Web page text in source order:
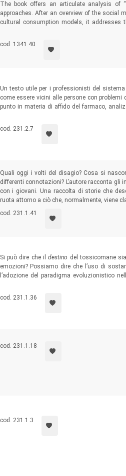
The book offers an articulate analysis of
approaches. After an overview of the social
cultural consumption models, it
Then the book looks at the young’s
describing some significant experiences in
cod. 1341.40
Un testo utile per i professionisti del
come essere vicini alle persone con
punto in materia di affido del farmaco,
non consegna) alle ragioni farmacologiche
definiscono il campo e le modalità di
cod. 231.2.7
Quali oggi i volti del disagio? Cosa si
differenti connotazioni? L’autore racconta
con i giovani. Una raccolta di storie che
ruota attorno a ciò che, normalmente, viene
cod. 231.1.41
Si può dire che ildestino del tossicomane
emozioni? Possiamo dire che l’uso di
l’adozione del paradigma evoluzionistico
volume suggerisce delle coordinate
cod. 231.1.36
cod. 231.1.18
cod. 231.1.3